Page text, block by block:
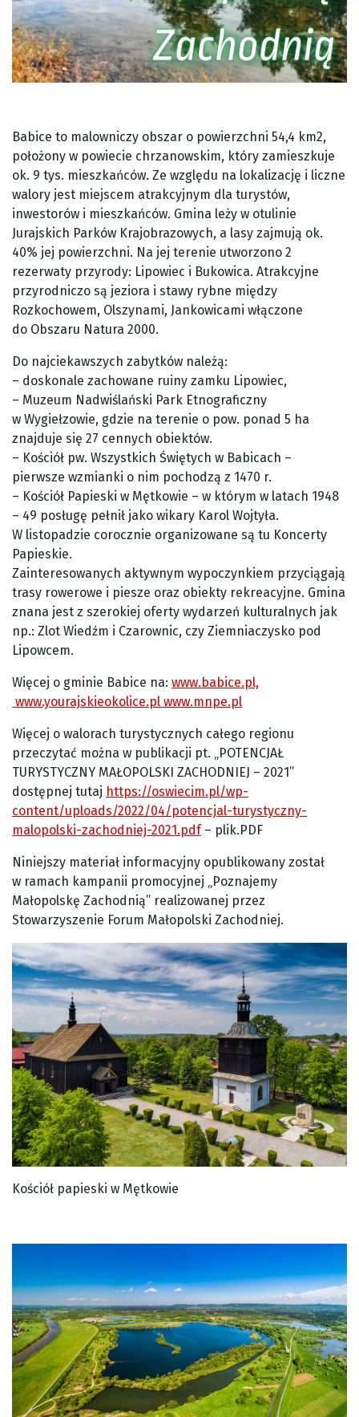
Babice to malowniczy obszar o powierzchni 54,4 km2,
położony w powiecie chrzanowskim, który zamieszkuje
ok. 9 tys. mieszkańców. Ze względu na lokalizację i liczne
walory jest miejscem atrakcyjnym dla turystów,
inwestorów i mieszkańców. Gmina leży w otulinie
Jurajskich Parków Krajobrazowych, a lasy zajmują ok.
40% jej powierzchni. Na jej terenie utworzono 2
rezerwaty przyrody: Lipowiec i Bukowica. Atrakcyjne
przyrodniczo są jeziora i stawy rybne między
Rozkochowem, Olszynami, Jankowicami włączone
do Obszaru Natura 2000.
Do najciekawszych zabytków należą:
– doskonale zachowane ruiny zamku Lipowiec,
– Muzeum Nadwiślański Park Etnograficzny
w Wygiełzowie, gdzie na terenie o pow. ponad 5 ha
znajduje się 27 cennych obiektów.
– Kościół pw. Wszystkich Świętych w Babicach –
pierwsze wzmianki o nim pochodzą z 1470 r.
– Kościół Papieski w Mętkowie – w którym w latach 1948
– 49 posługę pełnił jako wikary Karol Wojtyła.
W listopadzie corocznie organizowane są tu Koncerty
Papieskie.
Zainteresowanych aktywnym wypoczynkiem przyciągają
trasy rowerowe i piesze oraz obiekty rekreacyjne. Gmina
znana jest z szerokiej oferty wydarzeń kulturalnych jak
np.: Zlot Wiedźm i Czarownic, czy Ziemniaczysko pod
Lipowcem.
Więcej o gminie Babice na: www.babice.pl,
www.yourajskieokolice.pl www.mnpe.pl
Więcej o walorach turystycznych całego regionu
przeczytać można w publikacji pt. „POTENCJAŁ
TURYSTYCZNY MAŁOPOLSKI ZACHODNIEJ – 2021”
dostępnej tutaj https://oswiecim.pl/wp-
content/uploads/2022/04/potencjal-turystyczny-
malopolski-zachodniej-2021.pdf– plik.PDF
Niniejszy materiał informacyjny opublikowany został
w ramach kampanii promocyjnej „Poznajemy
Małopolskę Zachodnią” realizowanej przez
Stowarzyszenie Forum Małopolski Zachodniej.
Kościół papieski w Mętkowie